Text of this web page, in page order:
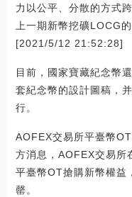
力以公平、分散的方式
上一期新幣挖礦LOCG
[2021/5/12 21:52:28]
目前，國家寶藏紀念幣
套紀念幣的設計圖稿，
行。
AOFEX交易所平臺幣
方消息，AOFEX交易
平臺幣OT搶購新幣權
罄。